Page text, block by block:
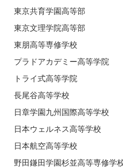
東京共育学園高等部
東京文理学院高等部
東朋高等専修学校
プラドアカデミー高等学院
トライ式高等学院
長尾谷高等学校
日章学園九州国際高等学校
日本ウェルネス高等学校
日本航空高等学校
野田鎌田学園杉並高等専修学